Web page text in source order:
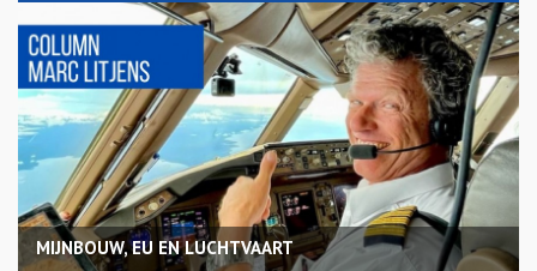
MIJNBOUW, EU EN LUCHTVAART